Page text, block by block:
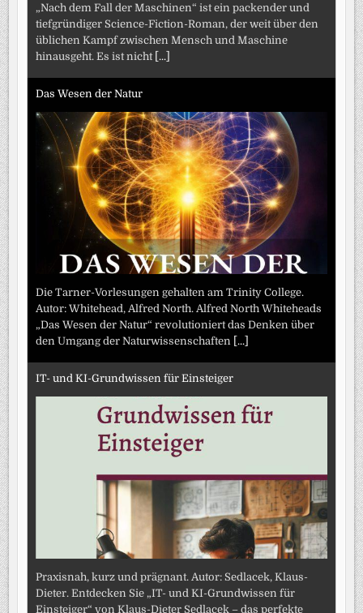
„Nach dem Fall der Maschinen“ ist ein packender und
tiefgründiger Science-Fiction-Roman, der weit über den
üblichen Kampf zwischen Mensch und Maschine
hinausgeht. Es ist nicht [...]
Das Wesen der Natur
Die Tarner-Vorlesungen gehalten am Trinity College.
Autor: Whitehead, Alfred North. Alfred North Whiteheads
„Das Wesen der Natur“ revolutioniert das Denken über
den Umgang der Naturwissenschaften
[...]
IT- und KI-Grundwissen für Einsteiger
Praxisnah, kurz und prägnant. Autor: Sedlacek, Klaus-
Dieter. Entdecken Sie „IT- und KI-Grundwissen für
Einsteiger“ von Klaus-Dieter Sedlacek – das perfekte